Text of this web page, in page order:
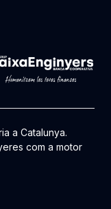
a Catalunya.
com a motor